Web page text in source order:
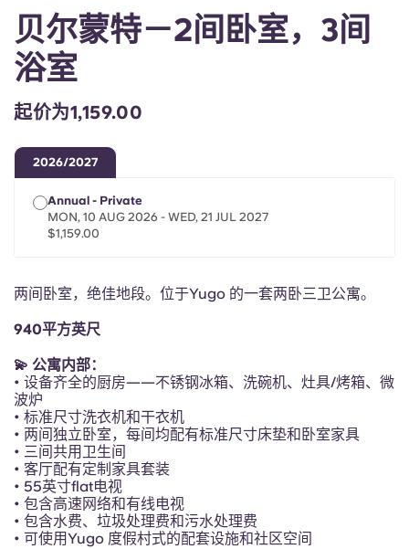
Chinese
French
登录
贝尔蒙特－2间卧室，3间
浴室
起价为1,159.00
2026/2027
Annual - Private
MON, 10 AUG 2026 - WED, 21 JUL 2027
$1,159.00
两间卧室，绝佳地段。位于Yugo 的一套两卧三卫公寓。
940平方英尺
💫 公寓内部：
• 设备齐全的厨房——不锈钢冰箱、洗碗机、灶具/烤箱、微
波炉
• 标准尺寸洗衣机和干衣机
• 两间独立卧室，每间均配有标准尺寸床垫和卧室家具
• 三间共用卫生间
• 客厅配有定制家具套装
• 55英寸flat电视
• 包含高速网络和有线电视
• 包含水费、垃圾处理费和污水处理费
• 可使用Yugo 度假村式的配套设施和社区空间